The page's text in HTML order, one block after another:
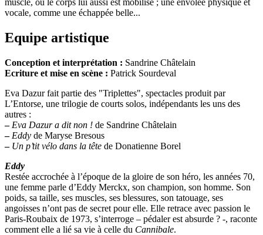
vocale, comme une échappée belle...
Equipe artistique
Conception et interprétation : Sandrine Châtelain
Ecriture et mise en scène : Patrick Sourdeval
Eva Dazur fait partie des "Triplettes", spectacles produit par
L’Entorse, une trilogie de courts solos, indépendants les uns des
autres :
– Eva Dazur a dit non ! de Sandrine Châtelain
– Eddy de Maryse Bresous
– Un p’tit vélo dans la tête de Donatienne Borel
Eddy
Restée accrochée à l’époque de la gloire de son héro, les années 70,
une femme parle d’Eddy Merckx, son champion, son homme. Son
poids, sa taille, ses muscles, ses blessures, son tatouage, ses
angoisses n’ont pas de secret pour elle. Elle retrace avec passion le
Paris-Roubaix de 1973, s’interroge – pédaler est absurde ? -, raconte
comment elle a lié sa vie à celle du Cannibale.